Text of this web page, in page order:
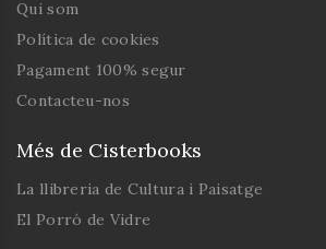
Qui som
Política de cookies
Pagament 100% segur
Contacteu-nos
Més de Cisterbooks
La llibreria de Cultura i Paisatge
El Porró de Vidre